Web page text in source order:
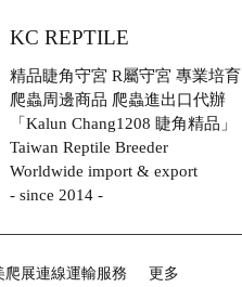
KC REPTILE
精品睫角守宮 R屬守宮 專業培育
爬蟲周邊商品 爬蟲進出口代辦
「Kalun Chang1208 睫角精品」
Taiwan Reptile Breeder
Worldwide import & export
- since 2014 -
展連線運輸服務 更多